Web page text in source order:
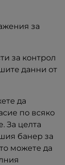
за
за контрол
данни от
да
по всяко
За целта
банер за
можете да